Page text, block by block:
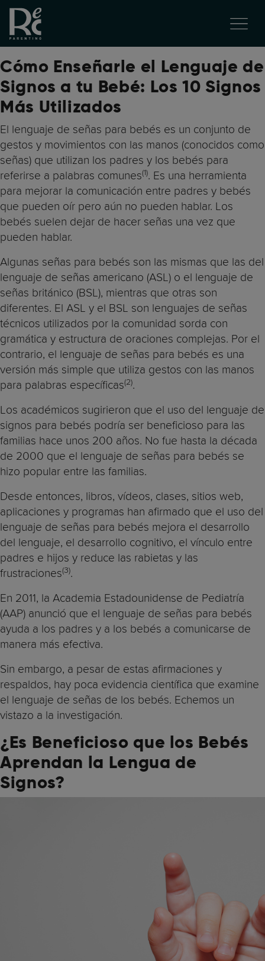
Cómo Enseñarle el Lenguaje de
Signos a tu Bebé: Los 10 Signos
Más Utilizados
El lenguaje de señas para bebés es un conjunto de
gestos y movimientos con las manos (conocidos como
señas) que utilizan los padres y los bebés para
referirse a palabras comunes(1). Es una herramienta
para mejorar la comunicación entre padres y bebés
que pueden oír pero aún no pueden hablar. Los
bebés suelen dejar de hacer señas una vez que
pueden hablar.
Algunas señas para bebés son las mismas que las del
lenguaje de señas americano (ASL) o el lenguaje de
señas británico (BSL), mientras que otras son
diferentes. El ASL y el BSL son lenguajes de señas
técnicos utilizados por la comunidad sorda con
gramática y estructura de oraciones complejas. Por el
contrario, el lenguaje de señas para bebés es una
versión más simple que utiliza gestos con las manos
para palabras específicas(2).
Los académicos sugirieron que el uso del lenguaje de
signos para bebés podría ser beneficioso para las
familias hace unos 200 años. No fue hasta la década
de 2000 que el lenguaje de señas para bebés se
hizo popular entre las familias.
Desde entonces, libros, vídeos, clases, sitios web,
aplicaciones y programas han afirmado que el uso del
lenguaje de señas para bebés mejora el desarrollo
del lenguaje, el desarrollo cognitivo, el vínculo entre
padres e hijos y reduce las rabietas y las
frustraciones(3).
En 2011, la Academia Estadounidense de Pediatría
(AAP) anunció que el lenguaje de señas para bebés
ayuda a los padres y a los bebés a comunicarse de
manera más efectiva.
Sin embargo, a pesar de estas afirmaciones y
respaldos, hay poca evidencia científica que examine
el lenguaje de señas de los bebés. Echemos un
vistazo a la investigación.
¿Es Beneficioso que los Bebés
Aprendan la Lengua de
Signos?